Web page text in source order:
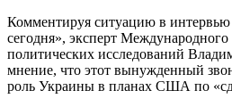
Комментируя ситуацию в
сегодня», эксперт
политических исследований
мнение, что этот вынужденный
роль Украины в планах США по